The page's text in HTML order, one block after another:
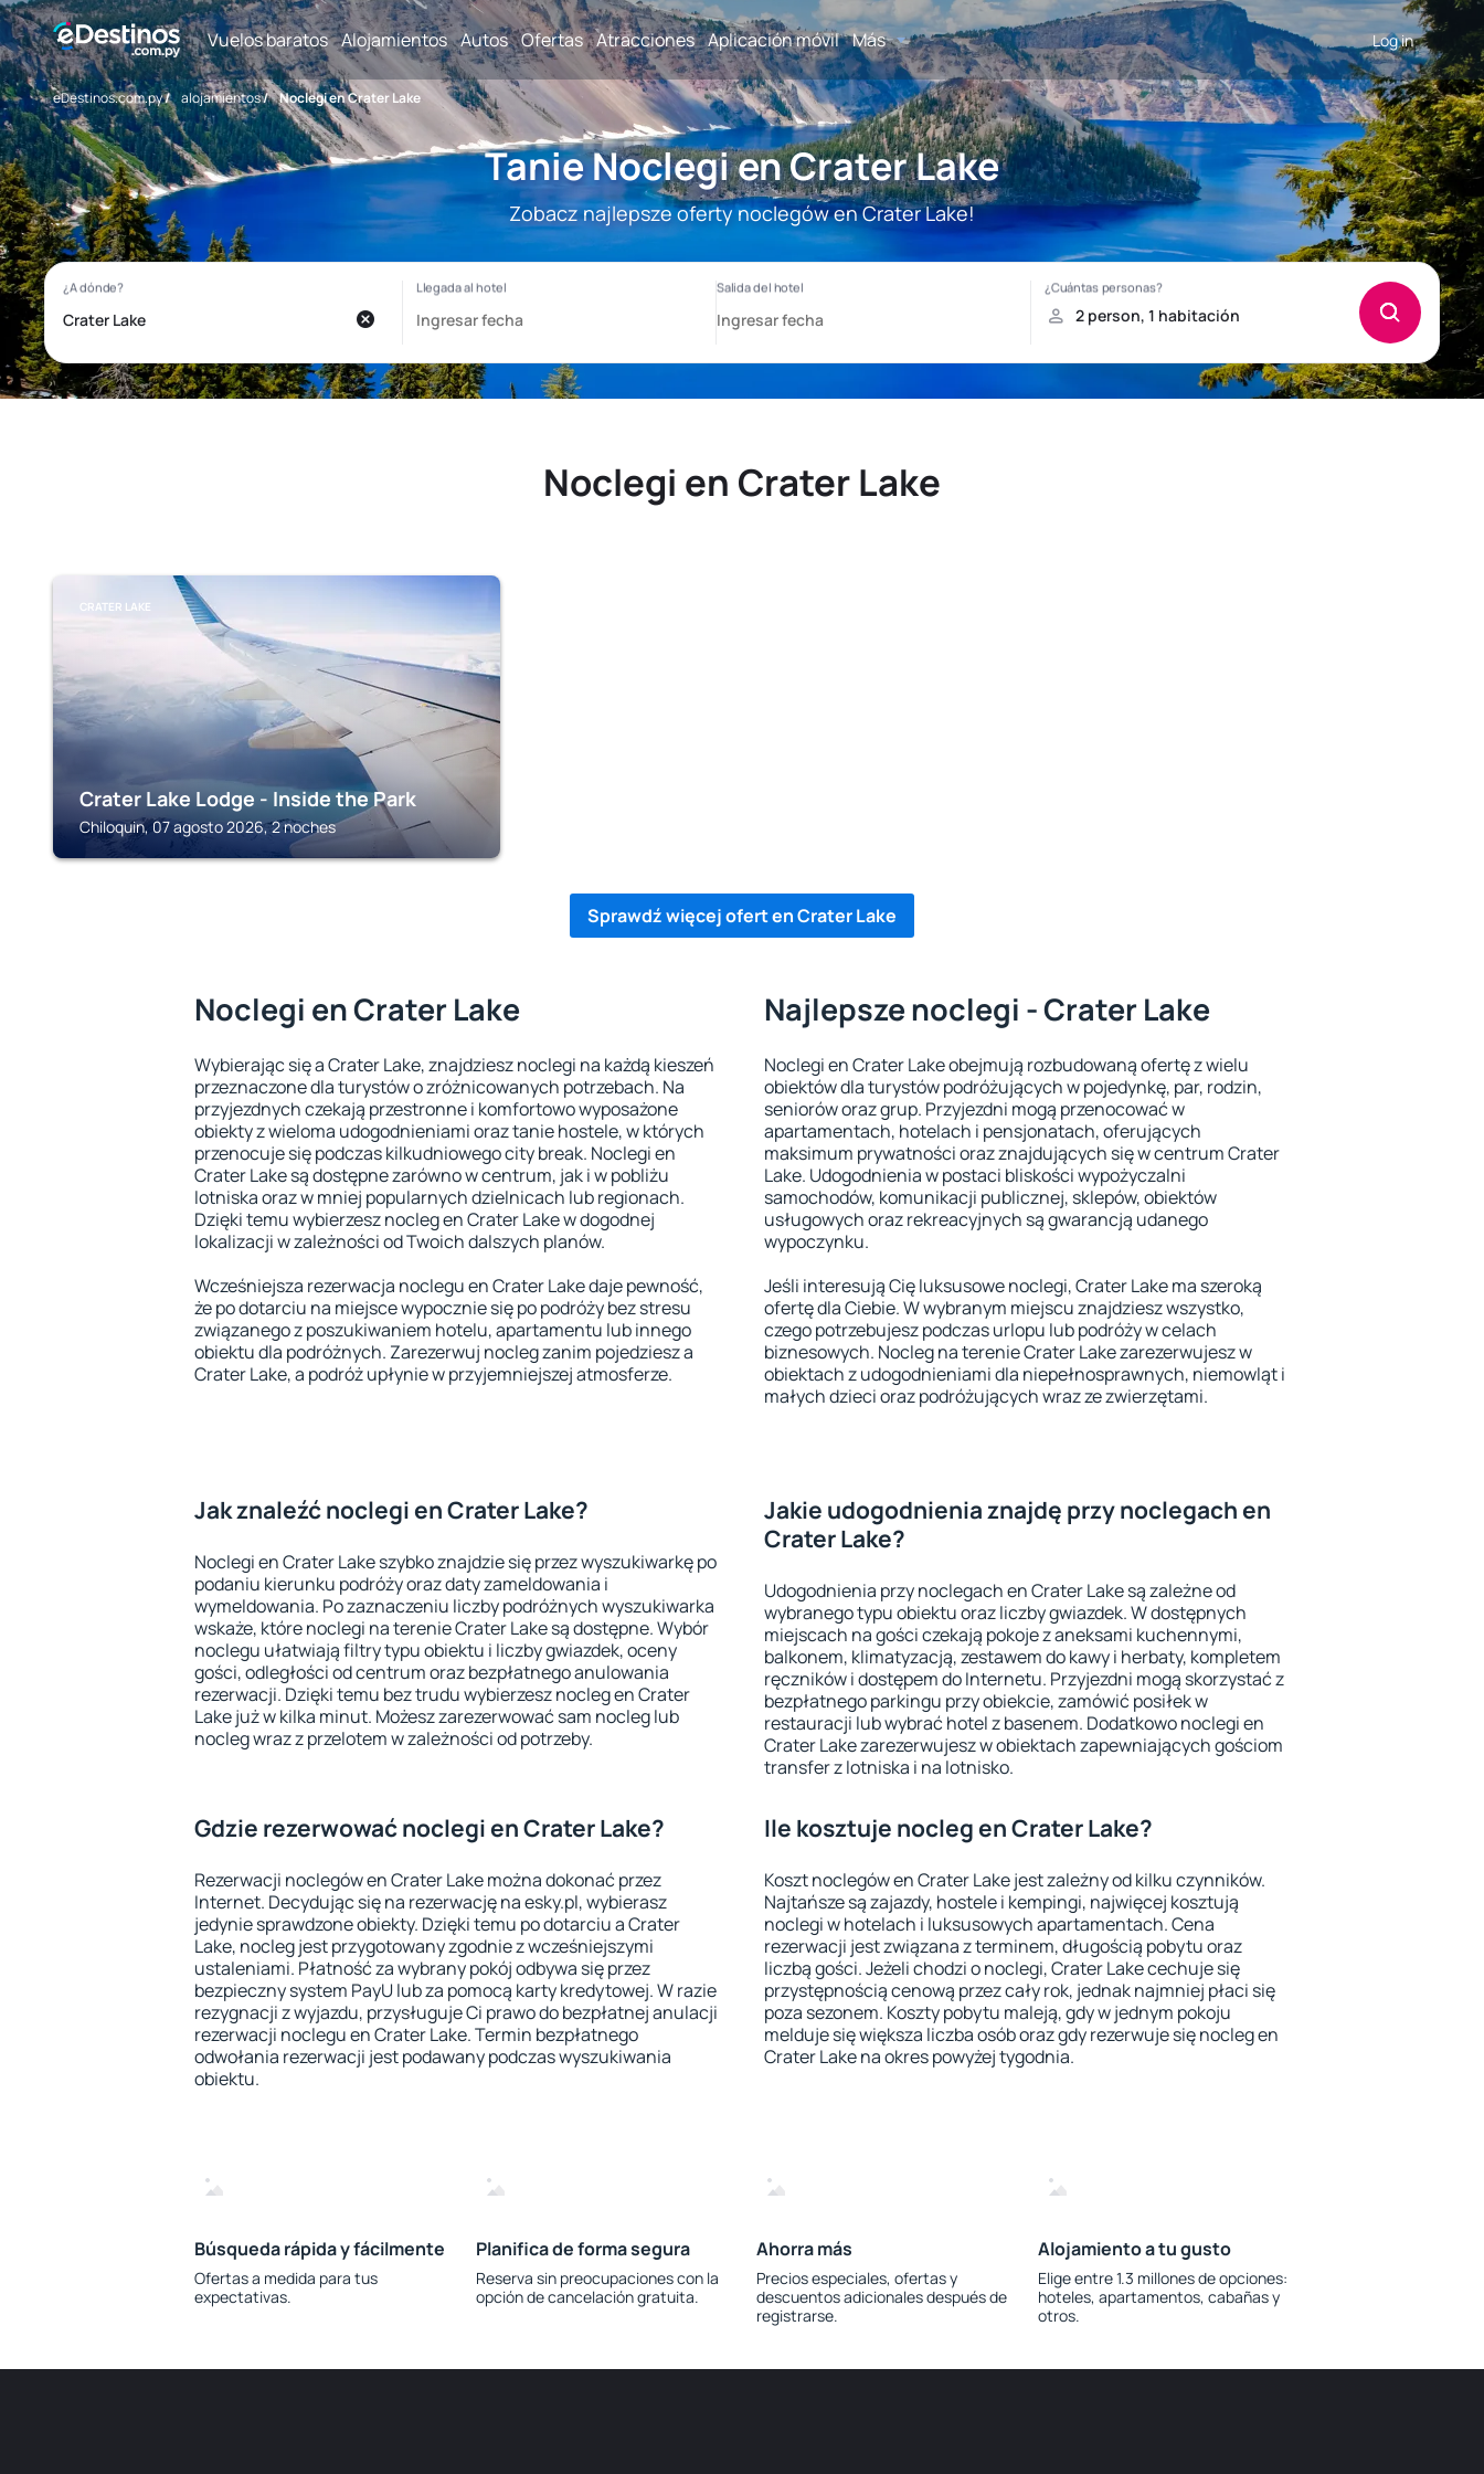
Vuelos baratos Alojamientos Autos Ofertas Atracciones Aplicación móvil Más Log in
eDestinos.com.py/ alojamientos/ Noclegi en Crater Lake
Tanie Noclegi en Crater Lake
Zobacz najlepsze oferty noclegów en Crater Lake!
Noclegi en Crater Lake
CRATER LAKE
Crater Lake Lodge - Inside the Park
Chiloquin, 07 agosto 2026, 2 noches
Sprawdź więcej ofert en Crater Lake
Noclegi en Crater Lake
Wybierając się a Crater Lake, znajdziesz noclegi na każdą kieszeń
przeznaczone dla turystów o zróżnicowanych potrzebach. Na
przyjezdnych czekają przestronne i komfortowo wyposażone
obiekty z wieloma udogodnieniami oraz tanie hostele, w których
przenocuje się podczas kilkudniowego city break. Noclegi en
Crater Lake są dostępne zarówno w centrum, jak i w pobliżu
lotniska oraz w mniej popularnych dzielnicach lub regionach.
Dzięki temu wybierzesz nocleg en Crater Lake w dogodnej
lokalizacji w zależności od Twoich dalszych planów.
Wcześniejsza rezerwacja noclegu en Crater Lake daje pewność,
że po dotarciu na miejsce wypocznie się po podróży bez stresu
związanego z poszukiwaniem hotelu, apartamentu lub innego
obiektu dla podróżnych. Zarezerwuj nocleg zanim pojedziesz a
Crater Lake, a podróż upłynie w przyjemniejszej atmosferze.
Najlepsze noclegi - Crater Lake
Noclegi en Crater Lake obejmują rozbudowaną ofertę z wielu
obiektów dla turystów podróżujących w pojedynkę, par, rodzin,
seniorów oraz grup. Przyjezdni mogą przenocować w
apartamentach, hotelach i pensjonatach, oferujących
maksimum prywatności oraz znajdujących się w centrum Crater
Lake. Udogodnienia w postaci bliskości wypożyczalni
samochodów, komunikacji publicznej, sklepów, obiektów
usługowych oraz rekreacyjnych są gwarancją udanego
wypoczynku.
Jeśli interesują Cię luksusowe noclegi, Crater Lake ma szeroką
ofertę dla Ciebie. W wybranym miejscu znajdziesz wszystko,
czego potrzebujesz podczas urlopu lub podróży w celach
biznesowych. Nocleg na terenie Crater Lake zarezerwujesz w
obiektach z udogodnieniami dla niepełnosprawnych, niemowląt i
małych dzieci oraz podróżujących wraz ze zwierzętami.
Jak znaleźć noclegi en Crater Lake?
Noclegi en Crater Lake szybko znajdzie się przez wyszukiwarkę po
podaniu kierunku podróży oraz daty zameldowania i
wymeldowania. Po zaznaczeniu liczby podróżnych wyszukiwarka
wskaże, które noclegi na terenie Crater Lake są dostępne. Wybór
noclegu ułatwiają filtry typu obiektu i liczby gwiazdek, oceny
gości, odległości od centrum oraz bezpłatnego anulowania
rezerwacji. Dzięki temu bez trudu wybierzesz nocleg en Crater
Lake już w kilka minut. Możesz zarezerwować sam nocleg lub
nocleg wraz z przelotem w zależności od potrzeby.
Jakie udogodnienia znajdę przy noclegach en
Crater Lake?
Udogodnienia przy noclegach en Crater Lake są zależne od
wybranego typu obiektu oraz liczby gwiazdek. W dostępnych
miejscach na gości czekają pokoje z aneksami kuchennymi,
balkonem, klimatyzacją, zestawem do kawy i herbaty, kompletem
ręczników i dostępem do Internetu. Przyjezdni mogą skorzystać z
bezpłatnego parkingu przy obiekcie, zamówić posiłek w
restauracji lub wybrać hotel z basenem. Dodatkowo noclegi en
Crater Lake zarezerwujesz w obiektach zapewniających gościom
transfer z lotniska i na lotnisko.
Gdzie rezerwować noclegi en Crater Lake?
Rezerwacji noclegów en Crater Lake można dokonać przez
Internet. Decydując się na rezerwację na esky.pl, wybierasz
jedynie sprawdzone obiekty. Dzięki temu po dotarciu a Crater
Lake, nocleg jest przygotowany zgodnie z wcześniejszymi
ustaleniami. Płatność za wybrany pokój odbywa się przez
bezpieczny system PayU lub za pomocą karty kredytowej. W razie
rezygnacji z wyjazdu, przysługuje Ci prawo do bezpłatnej anulacji
rezerwacji noclegu en Crater Lake. Termin bezpłatnego
odwołania rezerwacji jest podawany podczas wyszukiwania
obiektu.
Ile kosztuje nocleg en Crater Lake?
Koszt noclegów en Crater Lake jest zależny od kilku czynników.
Najtańsze są zajazdy, hostele i kempingi, najwięcej kosztują
noclegi w hotelach i luksusowych apartamentach. Cena
rezerwacji jest związana z terminem, długością pobytu oraz
liczbą gości. Jeżeli chodzi o noclegi, Crater Lake cechuje się
przystępnością cenową przez cały rok, jednak najmniej płaci się
poza sezonem. Koszty pobytu maleją, gdy w jednym pokoju
melduje się większa liczba osób oraz gdy rezerwuje się nocleg en
Crater Lake na okres powyżej tygodnia.
Búsqueda rápida y fácilmente
Ofertas a medida para tus
expectativas.
Planifica de forma segura
Reserva sin preocupaciones con la
opción de cancelación gratuita.
Ahorra más
Precios especiales, ofertas y
descuentos adicionales después de
registrarse.
Alojamiento a tu gusto
Elige entre 1.3 millones de opciones:
hoteles, apartamentos, cabañas y
otros.